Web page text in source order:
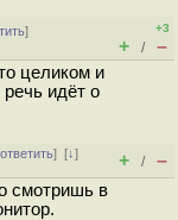
]
+3
+ / –
целиком и
идёт о
ответить][↓]
+ / –
смотришь в